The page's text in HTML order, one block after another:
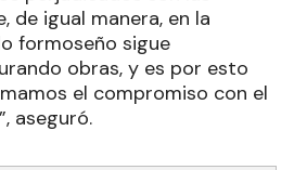
de igual manera, en la
formoseño sigue
obras, y es por esto
el compromiso con el
aseguró.